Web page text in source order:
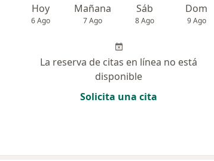
Hoy
6 Ago
Mañana
7 Ago
Sáb
8 Ago
Dom
9 Ago
La reserva de citas en línea no está
disponible
Solicita una cita